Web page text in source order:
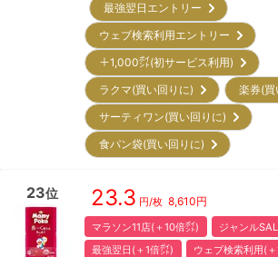
最強翌日エントリー
ウェブ検索利用エントリー
＋1,000㌽(初サービス利用)
ラクマ(買い回りに)
楽券(
サーティワン(買い回りに)
食パン袋(買い回りに)
23位 23.3 円/枚 8,610円
マラソン11店(＋10倍㌽)
ジャンル
最強翌日(＋1倍㌽)
ウェブ検索利用(